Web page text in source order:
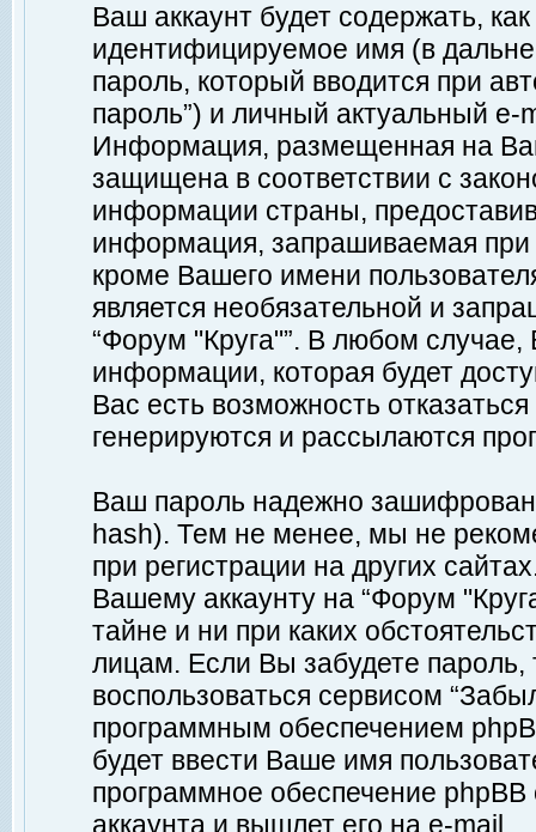
Ваш аккаунт будет содержать,
идентифицируемое имя (в
пароль, который вводится при
пароль”) и личный актуальный
Информация, размещенная на
защищена в соответствии с
информации страны,
информация, запрашиваемая при
кроме Вашего имени
является необязательной и
“Форум "Круга"”. В любом
информации, которая будет
Вас есть возможность
генерируются и рассылаются
Ваш пароль надежно
hash). Тем не менее, мы не
при регистрации на других
Вашему аккаунту на “Форум
тайне и ни при каких
лицам. Если Вы забудете пароль,
воспользоваться сервисом
программным обеспечением
будет ввести Ваше имя
программное обеспечение
аккаунта и вышлет его на e-mail.